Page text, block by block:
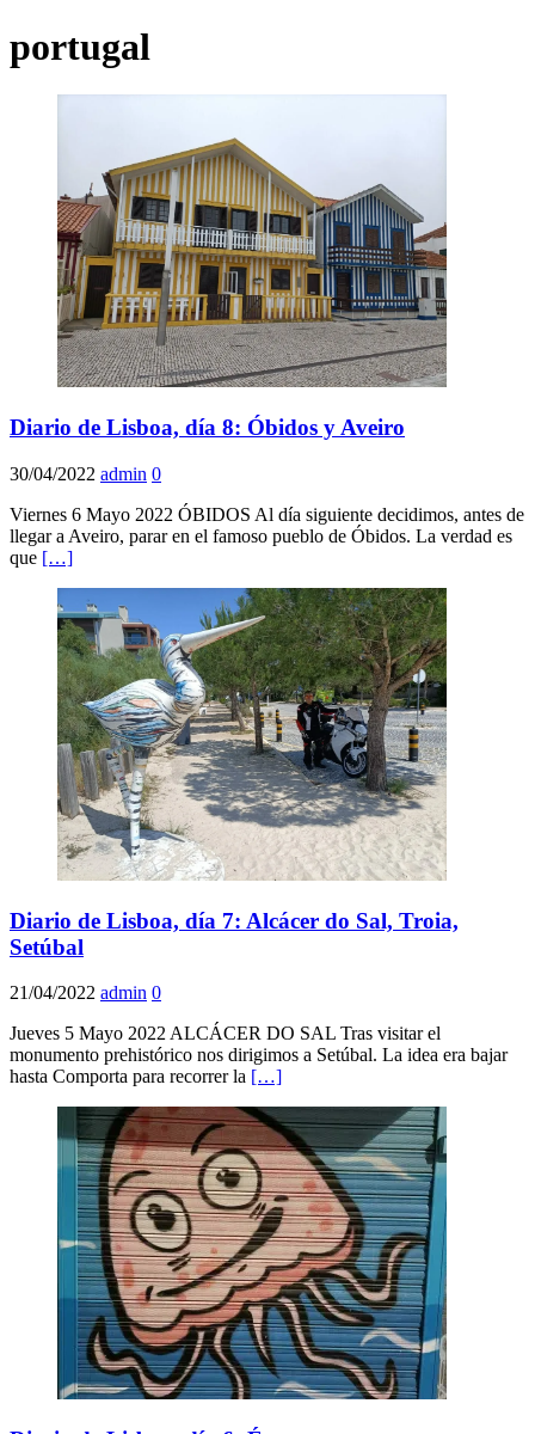
portugal
Diario de Lisboa, día 8: Óbidos y Aveiro
30/04/2022 admin 0
Viernes 6 Mayo 2022 ÓBIDOS Al día siguiente decidimos, antes de
llegar a Aveiro, parar en el famoso pueblo de Óbidos. La verdad es
que […]
Diario de Lisboa, día 7: Alcácer do Sal, Troia,
Setúbal
21/04/2022 admin 0
Jueves 5 Mayo 2022 ALCÁCER DO SAL Tras visitar el
monumento prehistórico nos dirigimos a Setúbal. La idea era bajar
hasta Comporta para recorrer la […]